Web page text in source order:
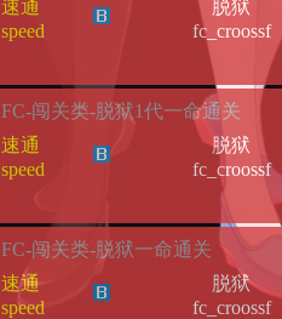
速通
speed
脱狱
fc_croossf
FC-闯关类-脱狱1代一命通关
速通
speed
脱狱
fc_croossf
FC-闯关类-脱狱一命通关
速通
speed
脱狱
fc_croossf